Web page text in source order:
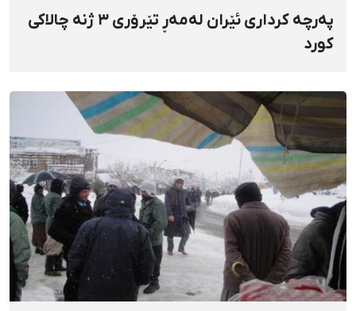
پەرچە کرداری ئێران لەمەڕ تێرۆری ٣ ژنە چالاکی
کورد